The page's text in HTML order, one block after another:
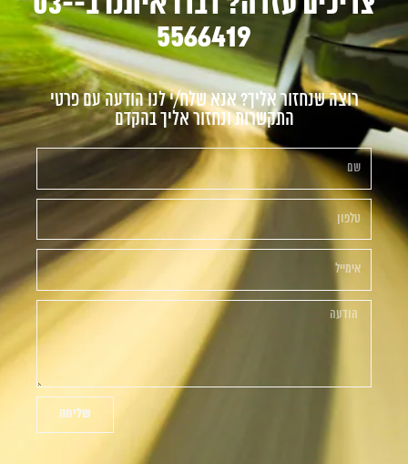
5566419
רוצה שנחזור אליך? אנא שלח/י לנו הודעה עם פרטי
התקשרות ונחזור אליך בהקדם
שליחה